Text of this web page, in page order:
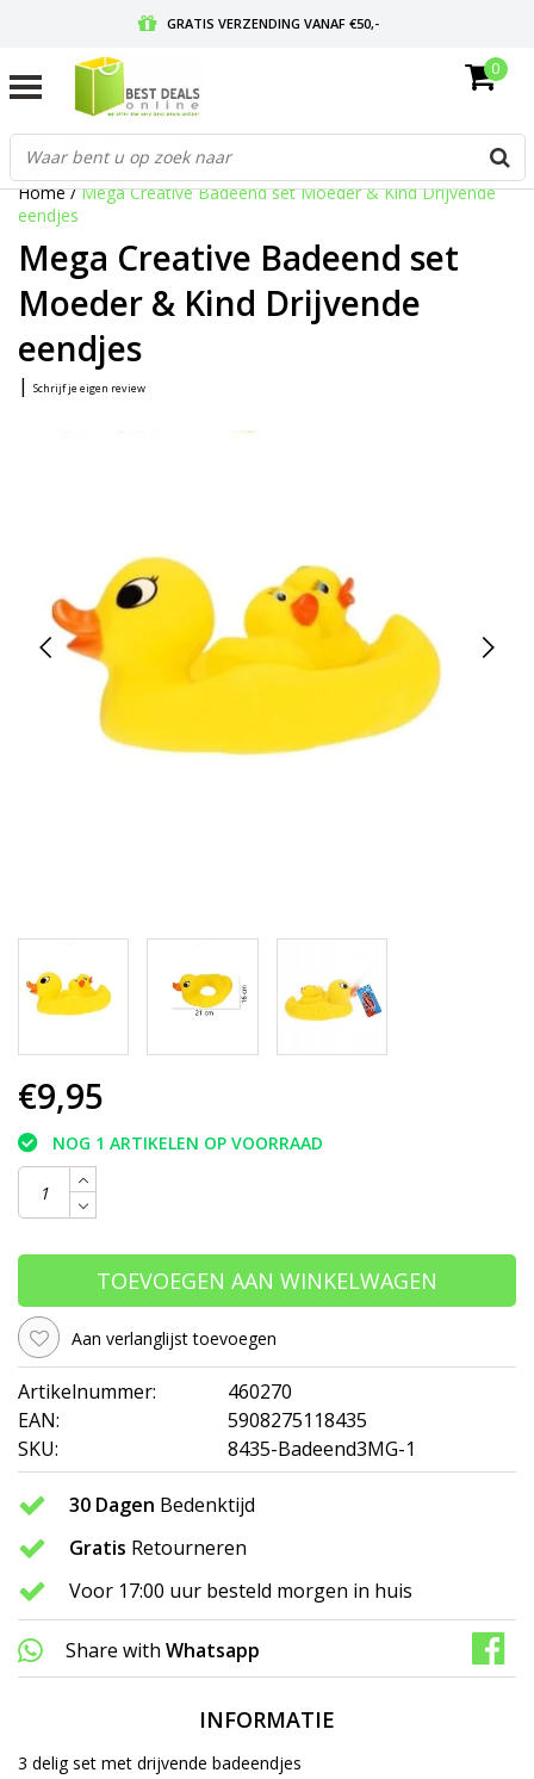
GRATIS VERZENDING VANAF €50,-
GRATIS RETOURNEREN EN 30 DAGEN BEDENKTIJD
0
Home/Mega Creative Badeend set Moeder & Kind Drijvende
eendjes
Mega Creative Badeend set
Moeder & Kind Drijvende
eendjes
| Schrijf je eigen review
€9,95
NOG 1 ARTIKELEN OP VOORRAAD
TOEVOEGEN AAN WINKELWAGEN
Aan verlanglijst toevoegen
Artikelnummer:
460270
EAN:
5908275118435
SKU:
8435-Badeend3MG-1
30 Dagen Bedenktijd
Gratis Retourneren
Voor 17:00 uur besteld morgen in huis
Share with Whatsapp
INFORMATIE
3 delig set met drijvende badeendjes